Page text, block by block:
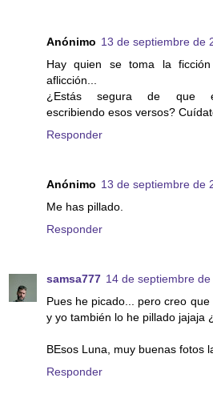
Anónimo 13 de septiembre de
Hay quien se toma la
aflicción...
¿Estás segura de que
escribiendo esos versos?
Responder
Anónimo 13 de septiembre de
Me has pillado.
Responder
samsa777 14 de septiembre
Pues he picado... pero creo
y yo también lo he pillado jajaja
BEsos Luna, muy buenas fotos
Responder